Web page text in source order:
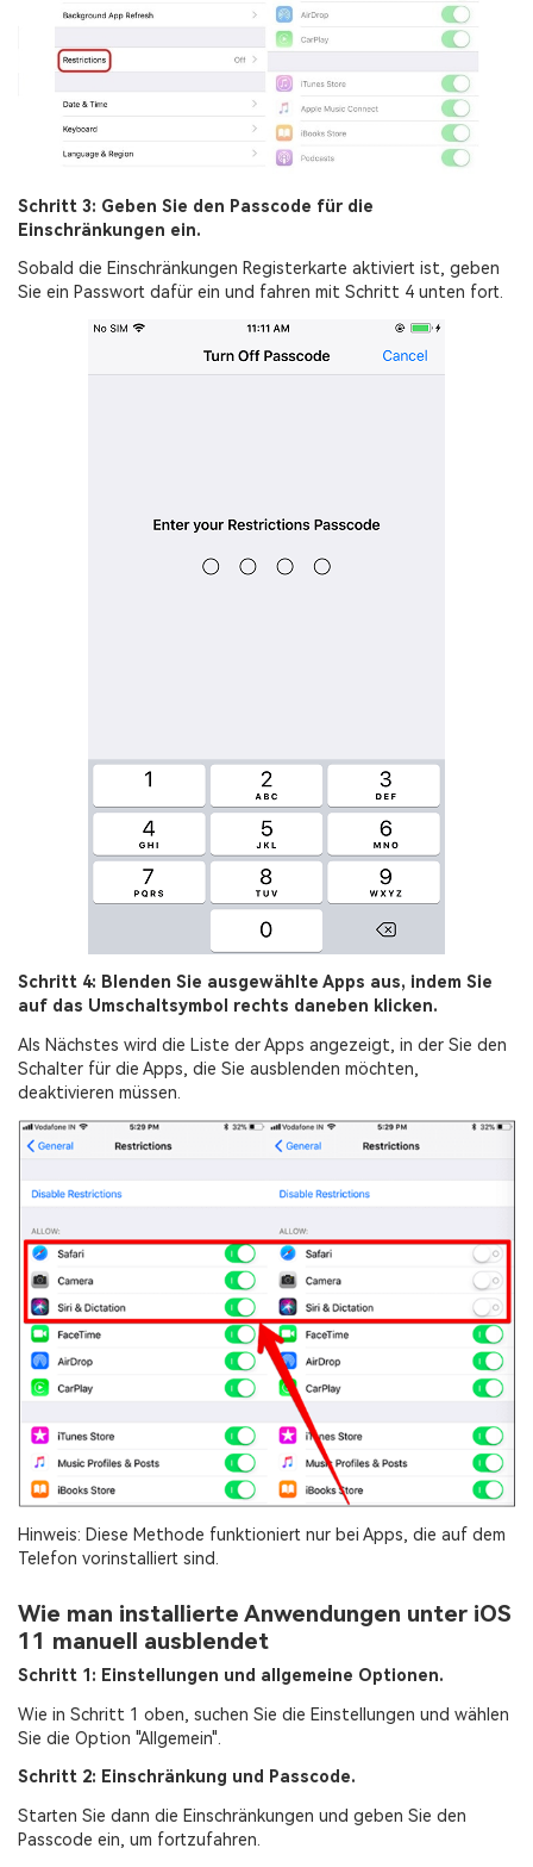
Schritt 3: Geben Sie den Passcode für die
Einschränkungen ein.
Sobald die Einschränkungen Registerkarte aktiviert ist, geben
Sie ein Passwort dafür ein und fahren mit Schritt 4 unten fort.
Schritt 4: Blenden Sie ausgewählte Apps aus, indem Sie
auf das Umschaltsymbol rechts daneben klicken.
Als Nächstes wird die Liste der Apps angezeigt, in der Sie den
Schalter für die Apps, die Sie ausblenden möchten,
deaktivieren müssen.
Hinweis: Diese Methode funktioniert nur bei Apps, die auf dem
Telefon vorinstalliert sind.
Wie man installierte Anwendungen unter iOS
11 manuell ausblendet
Schritt 1: Einstellungen und allgemeine Optionen.
Wie in Schritt 1 oben, suchen Sie die Einstellungen und wählen
Sie die Option "Allgemein".
Schritt 2: Einschränkung und Passcode.
Starten Sie dann die Einschränkungen und geben Sie den
Passcode ein, um fortzufahren.